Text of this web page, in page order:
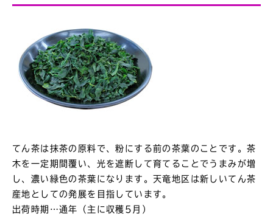
てん茶は抹茶の原料で、粉にする前の茶葉のことです。茶
木を一定期間覆い、光を遮断して育てることでうまみが増
し、濃い緑色の茶葉になります。天竜地区は新しいてん茶
産地としての発展を目指しています。
出荷時期…通年（主に収穫5月）